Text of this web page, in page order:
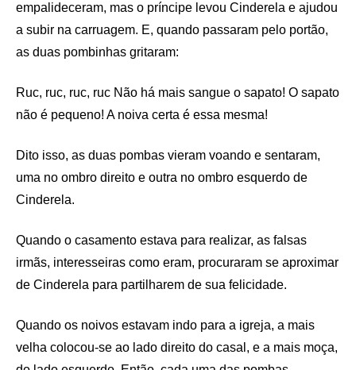
empalideceram, mas o príncipe levou Cinderela e ajudou
a subir na carruagem. E, quando passaram pelo portão,
as duas pombinhas gritaram:
Ruc, ruc, ruc, ruc Não há mais sangue o sapato! O sapato
não é pequeno! A noiva certa é essa mesma!
Dito isso, as duas pombas vieram voando e sentaram,
uma no ombro direito e outra no ombro esquerdo de
Cinderela.
Quando o casamento estava para realizar, as falsas
irmãs, interesseiras como eram, procuraram se aproximar
de Cinderela para partilharem de sua felicidade.
Quando os noivos estavam indo para a igreja, a mais
velha colocou-se ao lado direito do casal, e a mais moça,